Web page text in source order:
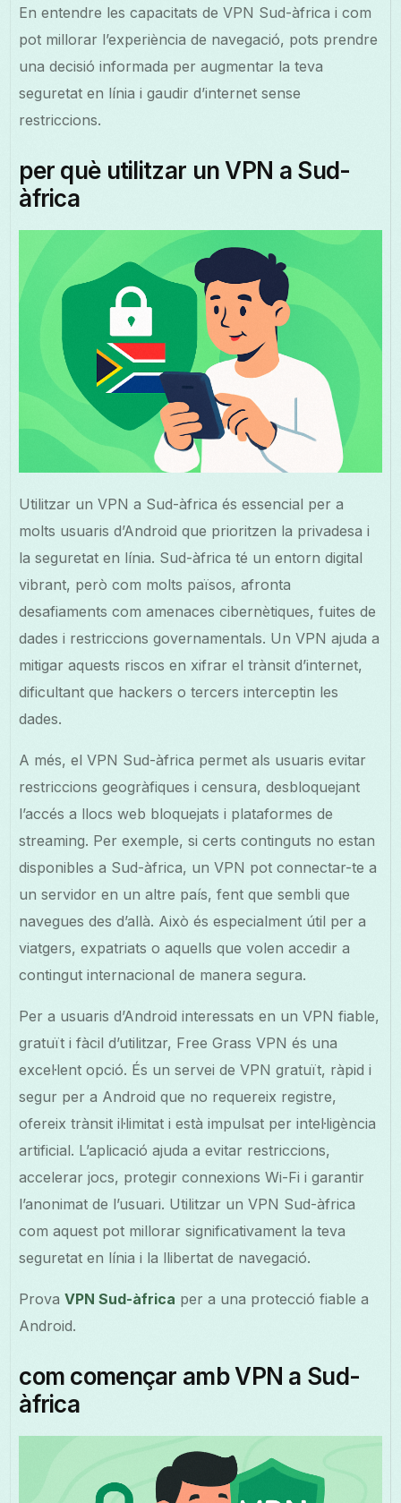
En entendre les capacitats de VPN Sud-àfrica i com
pot millorar l’experiència de navegació, pots prendre
una decisió informada per augmentar la teva
seguretat en línia i gaudir d’internet sense
restriccions.
per què utilitzar un VPN a Sud-
àfrica
Utilitzar un VPN a Sud-àfrica és essencial per a
molts usuaris d’Android que prioritzen la privadesa i
la seguretat en línia. Sud-àfrica té un entorn digital
vibrant, però com molts països, afronta
desafiaments com amenaces cibernètiques, fuites de
dades i restriccions governamentals. Un VPN ajuda a
mitigar aquests riscos en xifrar el trànsit d’internet,
dificultant que hackers o tercers interceptin les
dades.
A més, el VPN Sud-àfrica permet als usuaris evitar
restriccions geogràfiques i censura, desbloquejant
l’accés a llocs web bloquejats i plataformes de
streaming. Per exemple, si certs continguts no estan
disponibles a Sud-àfrica, un VPN pot connectar-te a
un servidor en un altre país, fent que sembli que
navegues des d’allà. Això és especialment útil per a
viatgers, expatriats o aquells que volen accedir a
contingut internacional de manera segura.
Per a usuaris d’Android interessats en un VPN fiable,
gratuït i fàcil d’utilitzar, Free Grass VPN és una
excel·lent opció. És un servei de VPN gratuït, ràpid i
segur per a Android que no requereix registre,
ofereix trànsit il·limitat i està impulsat per intel·ligència
artificial. L’aplicació ajuda a evitar restriccions,
accelerar jocs, protegir connexions Wi-Fi i garantir
l’anonimat de l’usuari. Utilitzar un VPN Sud-àfrica
com aquest pot millorar significativament la teva
seguretat en línia i la llibertat de navegació.
ProvaVPN Sud-àfrica per a una protecció fiable a
Android.
com començar amb VPN a Sud-
àfrica